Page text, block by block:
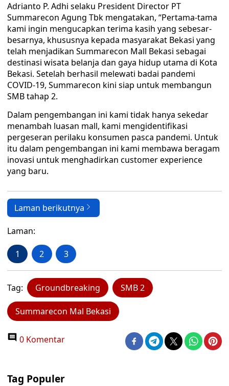
Adrianto P. Adhi selaku President Director PT
Summarecon Agung Tbk mengatakan, “Pertama-tama
kami ingin mengucapkan terima kasih yang sebesar-
besarnya, khususnya kepada masyarakat Bekasi yang
telah menjadikan Summarecon Mall Bekasi sebagai
destinasi wisata belanja dan gaya hidup utama di Kota
Bekasi. Setelah berhasil melewati badai pandemi
COVID-19, Summarecon kini siap untuk membangun
SMB tahap 2.
Dalam pengembangan ini kami tidak hanya sekedar
menambah luasan mall, kami mengidentifikasi
pergeseran perilaku konsumen pasca pandemi. Untuk
itu dalam pengembangan ini kami membawa beragam
inovasi untuk menghadirkan customer experience
yang baru.
Laman berikutnya
Laman:
1 2 3
Tag: Groundbreaking SMB 2
Summarecon Mal Bekasi
0 Komentar
Tag Populer